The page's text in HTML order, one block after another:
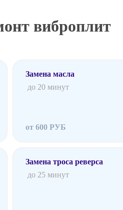
виброплит
Замена масла
до 20 минут
от 600 РУБ
Замена троса реверса
до 25 минут